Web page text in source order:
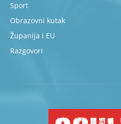
Sport
Obrazovni kutak
Županija i EU
Razgovori